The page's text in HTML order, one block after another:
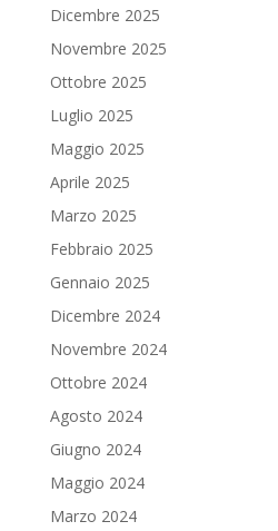
Dicembre 2025
Novembre 2025
Ottobre 2025
Luglio 2025
Maggio 2025
Aprile 2025
Marzo 2025
Febbraio 2025
Gennaio 2025
Dicembre 2024
Novembre 2024
Ottobre 2024
Agosto 2024
Giugno 2024
Maggio 2024
Marzo 2024